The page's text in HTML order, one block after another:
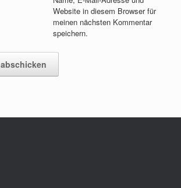
Website in diesem Browser für
meinen nächsten Kommentar
speichern.